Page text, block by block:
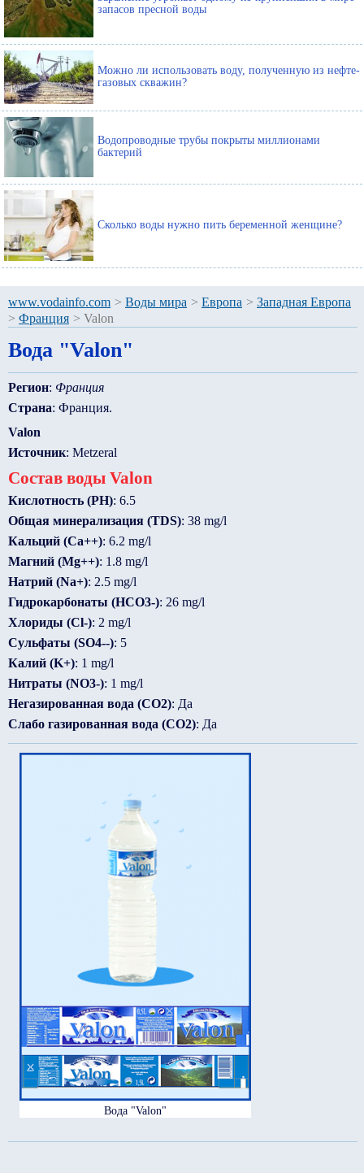
запасов пресной воды
Можно ли использовать воду, полученную из нефте-
газовых скважин?
Водопроводные трубы покрыты миллионами
бактерий
Сколько воды нужно пить беременной женщине?
www.vodainfo.com > Воды мира > Европа > Западная Европа
> Франция > Valon
Вода "Valon"
Регион: Франция
Страна: Франция.
Valon
Источник: Metzeral
Состав воды Valon
Кислотность (PH): 6.5
Общая минерализация (TDS): 38 mg/l
Кальций (Ca++): 6.2 mg/l
Магний (Mg++): 1.8 mg/l
Натрий (Na+): 2.5 mg/l
Гидрокарбонаты (HCO3-): 26 mg/l
Хлориды (Cl-): 2 mg/l
Сульфаты (SO4--): 5
Калий (K+): 1 mg/l
Нитраты (NO3-): 1 mg/l
Негазированная вода (CO2): Да
Слабо газированная вода (CO2): Да
Вода "Valon"